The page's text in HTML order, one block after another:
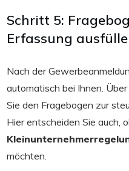
Schritt 5:
Erfassung
Nach der
automatisch bei Ihnen.
Sie den Fragebogen zur
Hier entscheiden Sie auch,
möchten.